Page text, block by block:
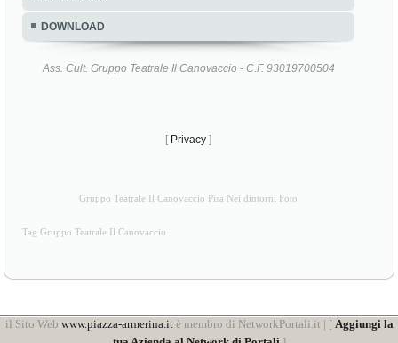
DOWNLOAD
Ass. Cult. Gruppo Teatrale Il Canovaccio - C.F. 93019700504
[ Privacy ]
Gruppo Teatrale Il Canovaccio Pisa Nei dintorni Foto
Tag Gruppo Teatrale Il Canovaccio
il Sito Web www.piazza-armerina.itè membro di NetworkPortali.it | [ Aggiungi la